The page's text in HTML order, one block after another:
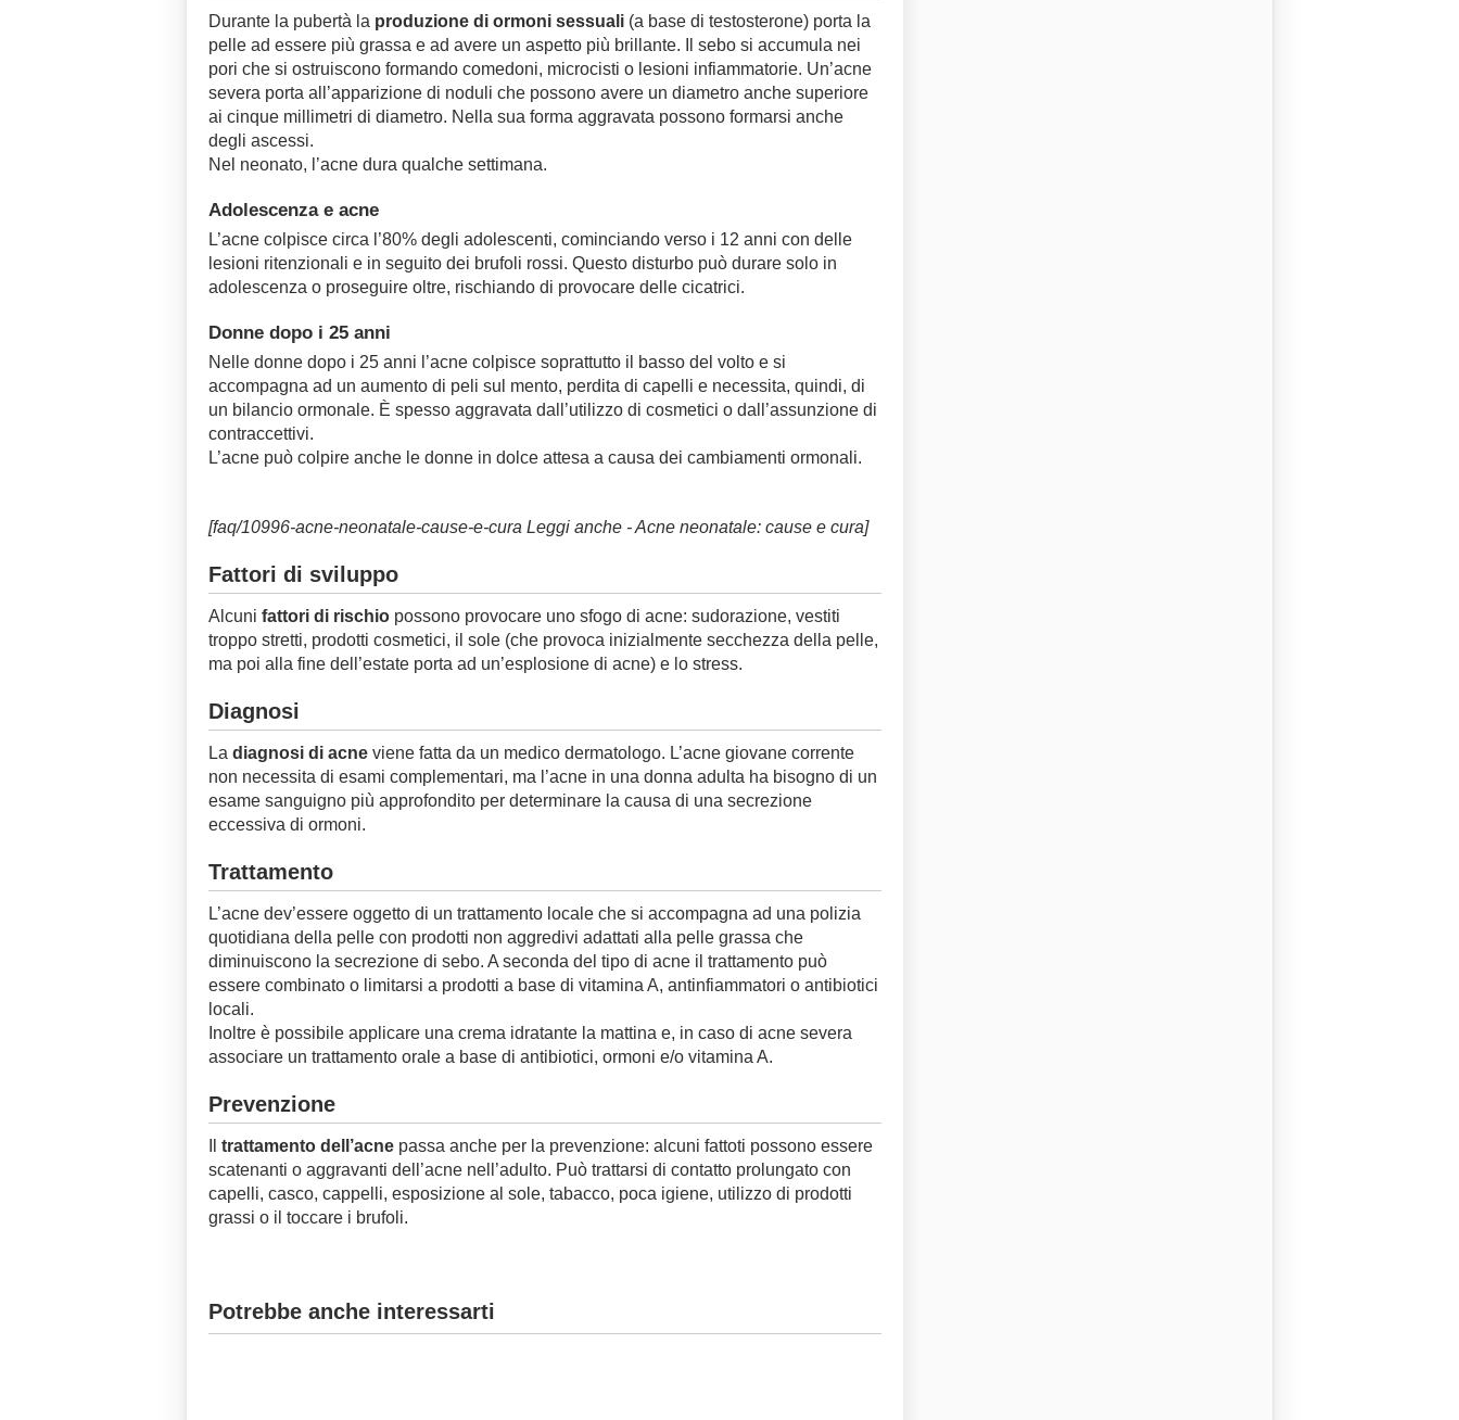
Durante la pubertà la produzione di ormoni sessuali (a base di testosterone) porta la
pelle ad essere più grassa e ad avere un aspetto più brillante. Il sebo si accumula nei
pori che si ostruiscono formando comedoni, microcisti o lesioni infiammatorie. Un’acne
severa porta all’apparizione di noduli che possono avere un diametro anche superiore
ai cinque millimetri di diametro. Nella sua forma aggravata possono formarsi anche
degli ascessi.
Nel neonato, l’acne dura qualche settimana.
Adolescenza e acne
L’acne colpisce circa l’80% degli adolescenti, cominciando verso i 12 anni con delle
lesioni ritenzionali e in seguito dei brufoli rossi. Questo disturbo può durare solo in
adolescenza o proseguire oltre, rischiando di provocare delle cicatrici.
Donne dopo i 25 anni
Nelle donne dopo i 25 anni l’acne colpisce soprattutto il basso del volto e si
accompagna ad un aumento di peli sul mento, perdita di capelli e necessita, quindi, di
un bilancio ormonale. È spesso aggravata dall’utilizzo di cosmetici o dall’assunzione di
contraccettivi.
L’acne può colpire anche le donne in dolce attesa a causa dei cambiamenti ormonali.
[faq/10996-acne-neonatale-cause-e-cura Leggi anche - Acne neonatale: cause e cura]
Fattori di sviluppo
Alcuni fattori di rischio possono provocare uno sfogo di acne: sudorazione, vestiti
troppo stretti, prodotti cosmetici, il sole (che provoca inizialmente secchezza della pelle,
ma poi alla fine dell’estate porta ad un’esplosione di acne) e lo stress.
Diagnosi
La diagnosi di acne viene fatta da un medico dermatologo. L’acne giovane corrente
non necessita di esami complementari, ma l’acne in una donna adulta ha bisogno di un
esame sanguigno più approfondito per determinare la causa di una secrezione
eccessiva di ormoni.
Trattamento
L’acne dev’essere oggetto di un trattamento locale che si accompagna ad una polizia
quotidiana della pelle con prodotti non aggredivi adattati alla pelle grassa che
diminuiscono la secrezione di sebo. A seconda del tipo di acne il trattamento può
essere combinato o limitarsi a prodotti a base di vitamina A, antinfiammatori o antibiotici
locali.
Inoltre è possibile applicare una crema idratante la mattina e, in caso di acne severa
associare un trattamento orale a base di antibiotici, ormoni e/o vitamina A.
Prevenzione
trattamento dell’acne passa anche per la prevenzione: alcuni fattoti possono essere
scatenanti o aggravanti dell’acne nell’adulto. Può trattarsi di contatto prolungato con
capelli, casco, cappelli, esposizione al sole, tabacco, poca igiene, utilizzo di prodotti
grassi o il toccare i brufoli.
Potrebbe anche interessarti